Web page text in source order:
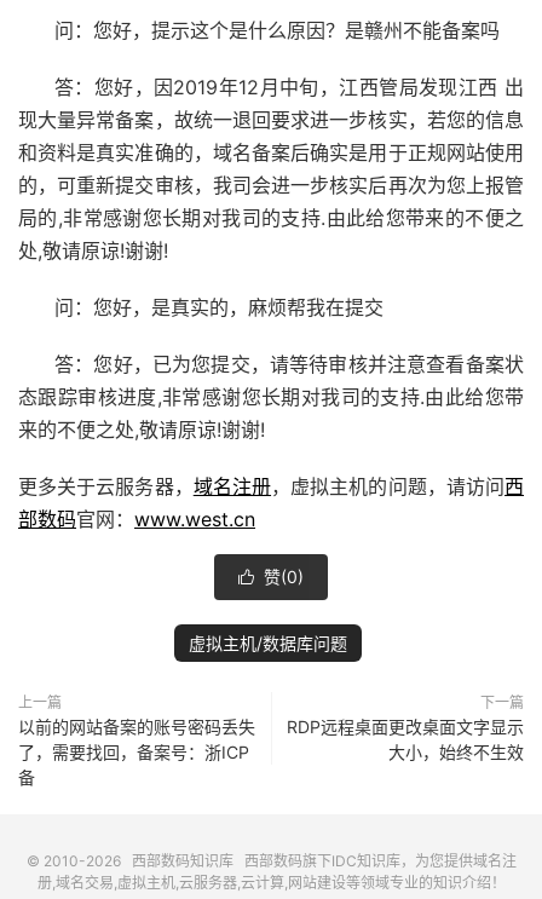
问：您好，提示这个是什么原因？是赣州不能备案吗
答：您好，因2019年12月中旬，江西管局发现江西 出
现大量异常备案，故统一退回要求进一步核实，若您的信息
和资料是真实准确的，域名备案后确实是用于正规网站使用
的，可重新提交审核，我司会进一步核实后再次为您上报管
局的,非常感谢您长期对我司的支持.由此给您带来的不便之
处,敬请原谅!谢谢!
问：您好，是真实的，麻烦帮我在提交
答：您好，已为您提交，请等待审核并注意查看备案状
态跟踪审核进度,非常感谢您长期对我司的支持.由此给您带
来的不便之处,敬请原谅!谢谢!
更多关于云服务器， 域名注册，虚拟主机的问题，请访问西
部数码官网： www.west.cn
 赞(0)
虚拟主机/数据库问题
上一篇
以前的网站备案的账号密码丢失
了，需要找回，备案号：浙ICP
备
下一篇
RDP远程桌面更改桌面文字显示
大小，始终不生效
© 2010-2026 西部数码知识库 西部数码旗下IDC知识库，为您提供域名注
册,域名交易,虚拟主机,云服务器,云计算,网站建设等领域专业的知识介绍！